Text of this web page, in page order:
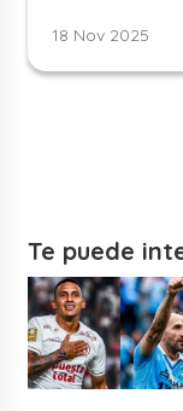
18 Nov 2025
Te puede